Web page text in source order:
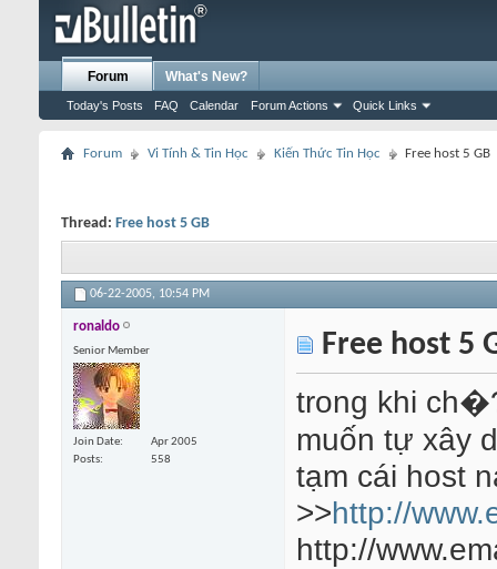
Forum
Today's Posts FAQ Calendar Forum Actions Quick Links
What's New?
Forum Vi Tính & Tin Học Kiến Thức Tin Học Free host 5 GB
Thread: Free host 5 GB
06-22-2005, 10:54 PM
ronaldo
Senior Member
Join Date
Apr 2005
Posts
558
Free host 5
trong khi
muốn tự xây
tạm cái host
>>http://
http://